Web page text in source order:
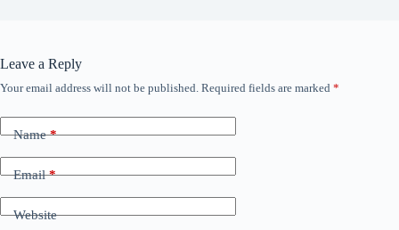
Leave a Reply
Your email address will not be published. Required fields are marked *
Name*
Email*
Website